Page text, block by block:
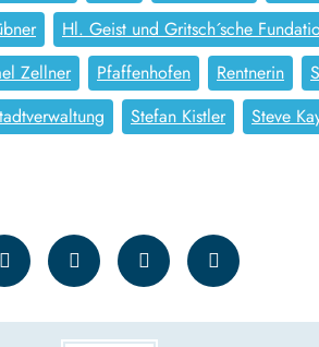
Hl. Geist und Gritsch´sche
Zellner Pfaffenhofen Rentnerin
Stefan Kistler Steve